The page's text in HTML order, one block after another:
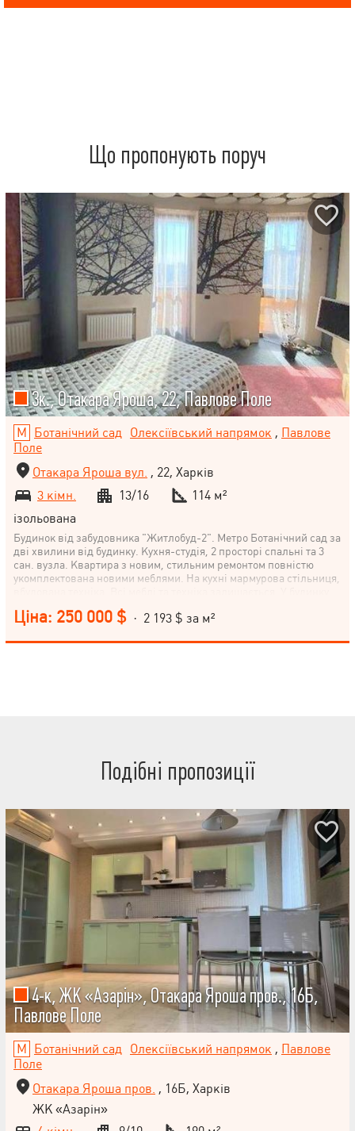
Що пропонують поруч
3к., Отакара Яроша, 22, Павлове Поле
Ботанічний сад Олексіївський напрямок , Павлове
Поле
Отакара Яроша вул. , 22, Харків
3 кімн.
13/16
114 м²
ізольована
Будинок від забудовника "Житлобуд-2". Метро Ботанічний сад за
дві хвилини від будинку. Кухня-студія, 2 просторі спальні та 3
сан. вузла. Квартира з новим, стильним ремонтом повністю
укомплектована новими меблями. На кухні мармурова стільниця,
паркувальних місця в закритому паркінгу, що охороняється.
Ціна: 250 000 $ · 2 193 $ за м²
Подібні пропозиції
4-к, ЖК «Азарін», Отакара Яроша пров., 16Б,
Павлове Поле
Ботанічний сад Олексіївський напрямок , Павлове
Поле
Отакара Яроша пров. , 16Б, Харків
ЖК «Азарін»